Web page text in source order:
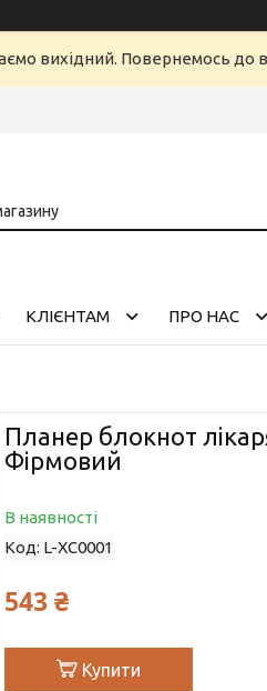
вихідний. Повернемось до
КЛІЄНТАМ ПРО НАС
Планер блокнот
Фірмовий
В наявності
Код: L-ХС0001
543 ₴
Купити